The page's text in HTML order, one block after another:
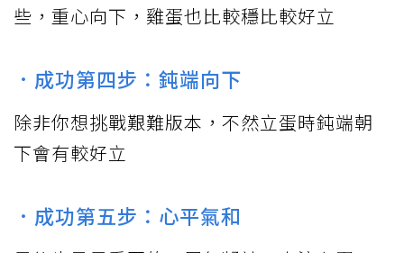
些，重心向下，雞蛋也比較穩比較好立
．成功第四步：鈍端向下
除非你想挑戰艱難版本，不然立蛋時鈍端朝
下會有較好立
．成功第五步：心平氣和